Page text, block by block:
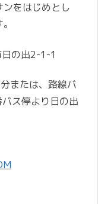
をはじめとし
の出2-1-1
または、路線バ
ス停より日の出